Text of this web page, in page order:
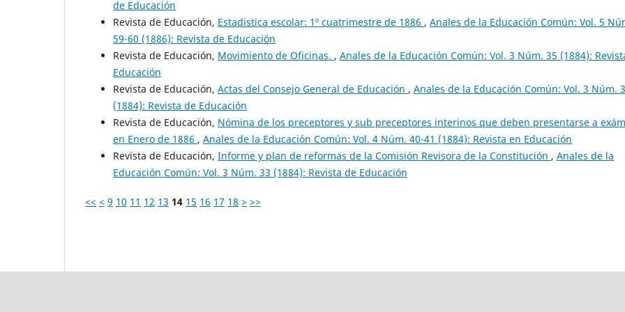
de Educación
Revista de Educación, Estadistica escolar: 1º cuatrimestre de 1886 , Anales de la Educación Común: Vol. 5
59-60 (1886): Revista de Educación
Revista de Educación, Movimiento de Oficinas. , Anales de la Educación Común: Vol. 3 Núm. 35 (1884):
Educación
Revista de Educación, Actas del Consejo General de Educación , Anales de la Educación Común: Vol. 3 Núm.
(1884): Revista de Educación
Revista de Educación, Nómina de los preceptores y sub preceptores interinos que deben presentarse a
en Enero de 1886 , Anales de la Educación Común: Vol. 4 Núm. 40-41 (1884): Revista en Educación
Revista de Educación, Informe y plan de reformas de la Comisión Revisora de la Constitución , Anales de la
Educación Común: Vol. 3 Núm. 33 (1884): Revista de Educación
<< < 9 10 11 12 13 14 15 16 17 18 > >>